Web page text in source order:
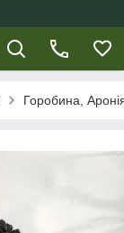
Горобина,